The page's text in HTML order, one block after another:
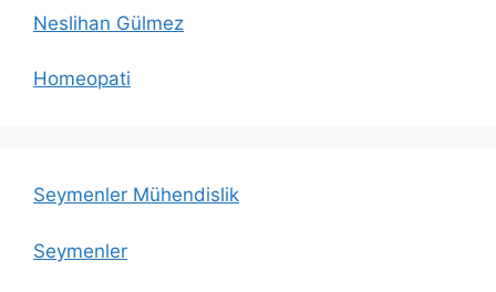
Neslihan Gülmez
Homeopati
Seymenler Mühendislik
Seymenler